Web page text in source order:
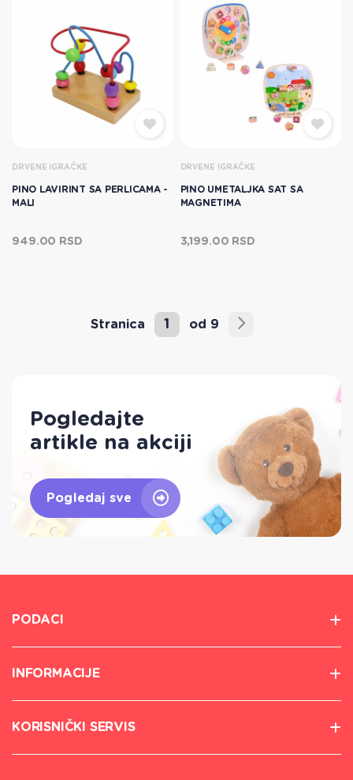
DRVENE IGRAČKE
PINO LAVIRINT SA PERLICAMA -
MALI
949.00 RSD
DRVENE IGRAČKE
PINO UMETALJKA SAT SA
MAGNETIMA
3,199.00 RSD
Stranica 1 od 9
Pogledajte
artikle na akciji
Pogledaj sve
PODACI
INFORMACIJE
KORISNIČKI SERVIS